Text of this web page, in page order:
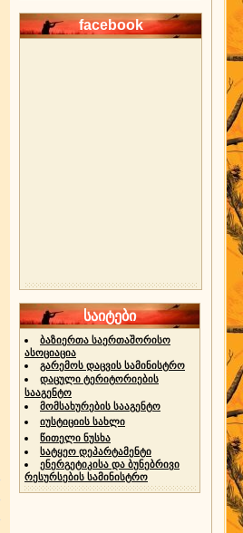
facebook
საიტები
ბაზიერთა საერთაშორისო
ასოციაცია
გარემოს დაცვის სამინისტრო
დაცული ტერიტორიების
სააგენტო
მომსახურების სააგენტო
იუსტიციის სახლი
წითელი ნუსხა
სატყეო დეპარტამენტი
ენერგეტიკისა და ბუნებრივი
რესურსების სამინისტრო